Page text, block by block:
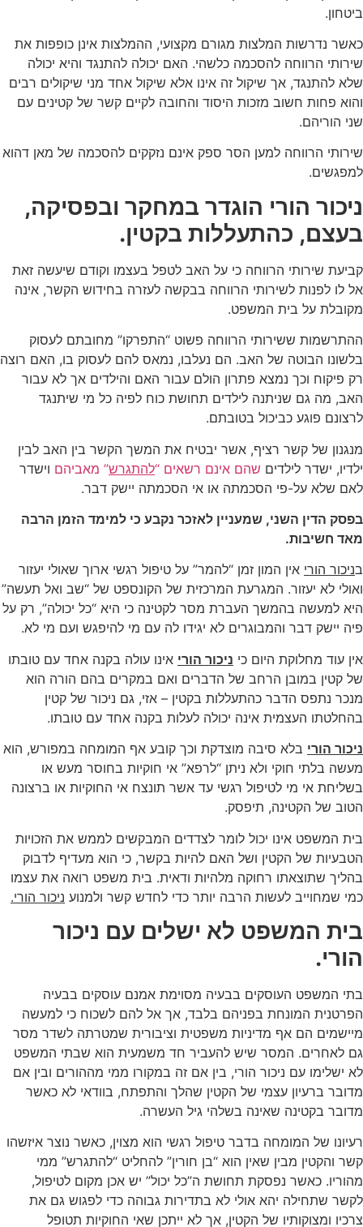
ביטחון.
כאשר נדרשות המלצות מגורם מקצועי, ההמלצות אינן כופפות את
שירותי הרווחה להסכמה כלשהי. האם יכולה להתנגד והיא יכולה
שלא להתנגד, אך שיקול זה אינו אלא שיקול אחד מני שיקולים רבים
והוא פחות חשוב מזכות היסוד והחובה לקיים קשר של קטינים עם
שני הוריהם.
שירותי הרווחה למען הסר ספק אינם נזקקים להסכמה של מאן דהוא
למפגשים.
ניכור הורי הוגדר במחקר ובפסיקה,
בעצם, כהתעללות בקטין.
קביעת שירותי הרווחה כי על האב לטפל בעצמו וקודם שיעשה זאת
אל לו לפנות לשירותי הרווחה בבקשה לעזרה בחידוש הקשר, אינה
מקובלת על בית המשפט.
ההתרשמות ששירותי הרווחה פשוט “התפרקו” מחובתם לעסוק
בלשונו הבוטה של האב. הם נעלבו, נמאס להם לעסוק בו, האם רוצה
רק פיקוח וכך נמצא פתרון הולם עבור האם והילדים אך לא עבור
האב, מה גם שניתנה לילדים תחושת כוח לפיה כל מי שיתנגד
לרצונם פוגע כביכול בטובתם.
מנגנון של קשר רציף, אשר יבטיח את המשך הקשר בין האב לבין
ילדיו, ישדר לילדים שהם אינם רשאים “להתגרש” מאביהם וישדר
לאם שלא על-פי הסכמתה או אי הסכמתה יישק דבר.
בפסק הדין השני, שמעניין לאזכר נקבע כי למימד הזמן הרבה
מאד חשיבות.
בניכור הורי אין המון זמן “להמר” על טיפול רגשי ארוך שאולי יעזור
ואולי לא יעזור. המגרעת המרכזית של הקונספט של “שב ואל תעשה”
היא למעשה בהמשך העברת מסר לקטינה כי היא “כל יכולה”, רק על
פיה יישק דבר והמבוגרים לא יגידו לה עם מי להיפגש ועם מי לא.
אין עוד מחלוקת היום כי ניכור הורי אינו עולה בקנה אחד עם טובתו
של קטין במובן הרחב של הדברים ואם במקרים בהם הורה הוא
מנכר נתפס הדבר כהתעללות בקטין – אזי, גם ניכור של קטין
בהחלטתו העצמית אינה יכולה לעלות בקנה אחד עם טובתו.
ניכור הורי בלא סיבה מוצדקת וכך קובע אף המומחה במפורש, הוא
מעשה בלתי חוקי ולא ניתן “לרפא” אי חוקיות בחוסר מעש או
בשליחת אי מי לטיפול רגשי עד אשר תונצח אי החוקיות או ברצונה
הטוב של הקטינה, תיפסק.
בית המשפט אינו יכול לומר לצדדים המבקשים לממש את הזכויות
הטבעיות של הקטין ושל האם להיות בקשר, כי הוא מעדיף לדבוק
בהליך שתוצאתו רחוקה מלהיות ודאית. בית משפט רואה את עצמו
כמי שמחוייב לעשות הרבה יותר כדי לחדש קשר ולמנוע ניכור הורי.
בית המשפט לא ישלים עם ניכור
הורי.
בתי המשפט העוסקים בבעיה מסוימת אמנם עוסקים בבעיה
הפרטנית המונחת בפניהם בלבד, אך אל להם לשכוח כי למעשה
מיישמים הם אף מדיניות משפטית וציבורית שמטרתה לשדר מסר
גם לאחרים. המסר שיש להעביר חד משמעית הוא שבתי המשפט
לא ישלימו עם ניכור הורי, בין אם זה במקורו ממי מההורים ובין אם
מדובר ברעיון עצמי של הקטין שהלך והתפתח, בוודאי לא כאשר
מדובר בקטינה שאינה בשלהי גיל העשרה.
רעיונו של המומחה בדבר טיפול רגשי הוא מצוין, כאשר נוצר איזשהו
קשר והקטין מבין שאין הוא “בן חורין” להחליט “להתגרש” ממי
מהוריו. כאשר נפסקת תחושת ה”כל יכול” יש אכן מקום לטיפול,
לקשר שתחילה יהא אולי לא בתדירות גבוהה כדי לפגוש גם את
צרכיו ומצוקותיו של הקטין, אך לא ייתכן שאי החוקיות תטופל